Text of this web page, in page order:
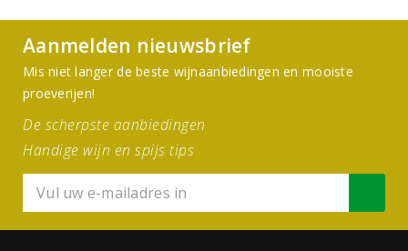
Aanmelden nieuwsbrief
Mis niet langer de beste wijnaanbiedingen en mooiste
proeverijen!
De scherpste aanbiedingen
Handige wijn en spijs tips